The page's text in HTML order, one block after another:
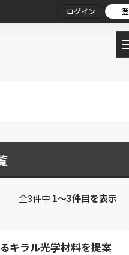
ログイン
全3件中 1〜3件目を表示
キラル光学材料を提案